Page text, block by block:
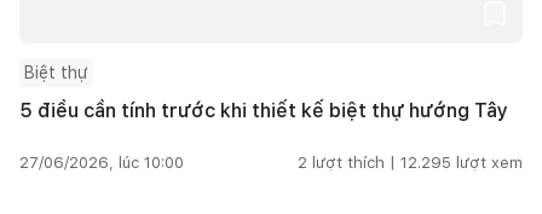
Biệt thự
5 điều cần tính trước khi thiết kế biệt thự hướng Tây
27/06/2026, lúc 10:00 2 lượt thích | 12.295 lượt xem